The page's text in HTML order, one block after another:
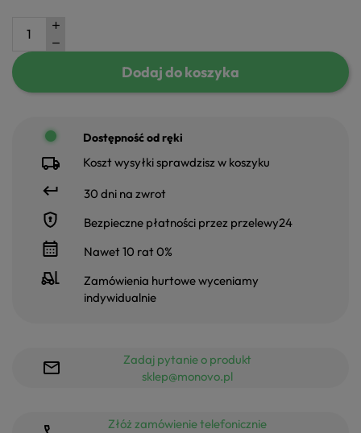
Dodaj do koszyka
Dostępność od ręki
Koszt wysyłki sprawdzisz w koszyku
30 dni na zwrot
Bezpieczne płatności przez przelewy24
Nawet 10 rat 0%
Zamówienia hurtowe wyceniamy
indywidualnie
Zadaj pytanie o produkt
sklep@monovo.pl
Złóż zamówienie telefonicznie